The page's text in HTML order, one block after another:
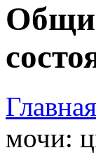
Главная
мочи: